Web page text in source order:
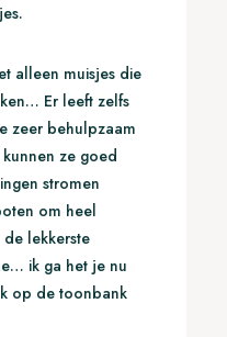
alleen muisjes die
Er leeft zelfs
zeer behulpzaam
ze goed
stromen
om heel
lekkerste
ik ga het je nu
op de toonbank